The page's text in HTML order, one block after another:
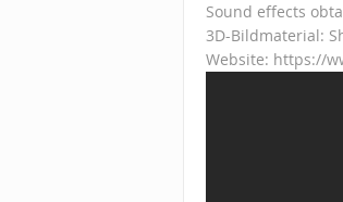
Sound effects
3D-Bildmaterial:
Website: https://